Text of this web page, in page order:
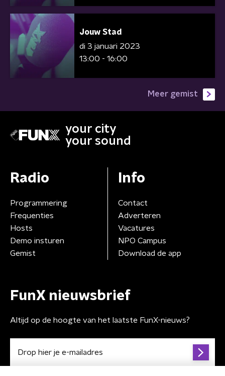
Jouw Stad
di 3 januari 2023
13:00 - 16:00
Meer gemist
your city
your sound
Radio
Programmering
Frequenties
Hosts
Demo insturen
Gemist
Info
Contact
Adverteren
Vacatures
NPO Campus
Download de app
FunX nieuwsbrief
Altijd op de hoogte van het laatste FunX-nieuws?